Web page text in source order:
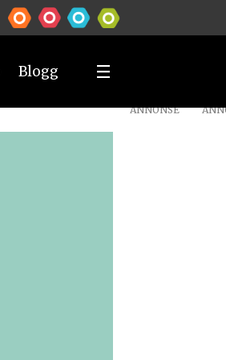
Blogg
ANNONSE